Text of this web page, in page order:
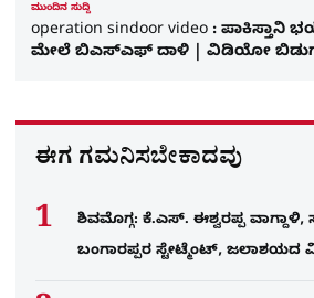
ಮುಂದಿನ ಸುದ್ದಿ
operation sindoor video : ಪಾಕಿಸ್ತಾನಿ
ಮೇಲೆ ಬಿಎಸ್ಎಫ್​ ದಾಳಿ | ವಿಡಿಯೋ
ಈಗ ಗಮನಿಸಬೇಕಾದವು
ಶಿವಮೊಗ್ಗ: ಕೆ.ಎಸ್. ಈಶ್ವರಪ್ಪ
ಬಂಗಾರಪ್ಪರ ಸ್ಟೇಟ್ಮೆಂಟ್, ಜಲಾಶಯದ